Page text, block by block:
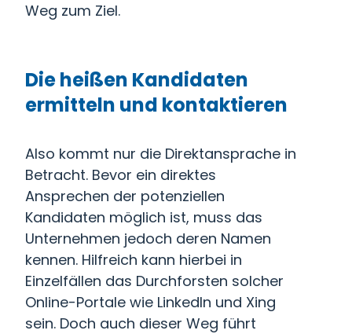
Weg zum Ziel.
Die heißen Kandidaten
ermitteln und kontaktieren
Also kommt nur die Direktansprache in
Betracht. Bevor ein direktes
Ansprechen der potenziellen
Kandidaten möglich ist, muss das
Unternehmen jedoch deren Namen
kennen. Hilfreich kann hierbei in
Einzelfällen das Durchforsten solcher
Online-Portale wie LinkedIn und Xing
sein. Doch auch dieser Weg führt